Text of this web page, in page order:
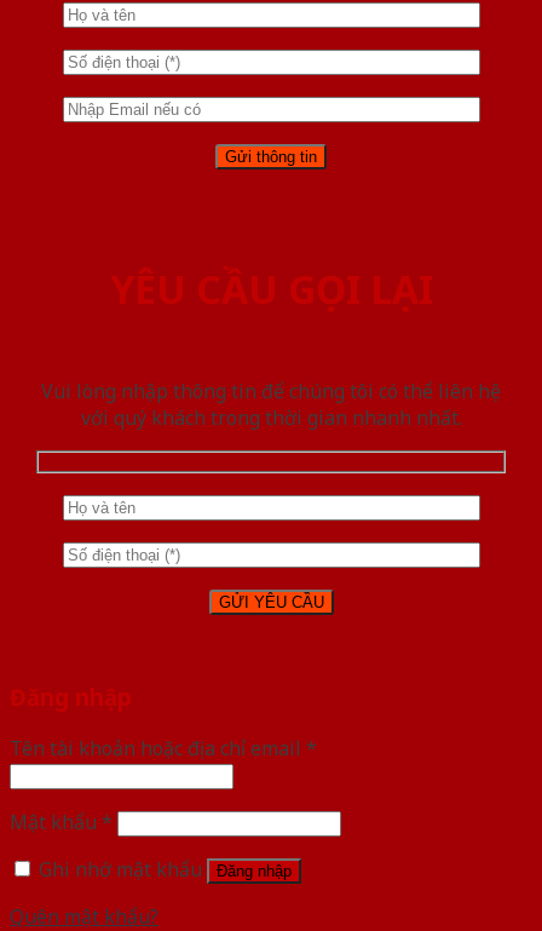
YÊU CẦU GỌI LẠI
Vui lòng nhập thông tin để chúng tôi có thể liên hệ
với quý khách trong thời gian nhanh nhất.
Đăng nhập
Tên tài khoản hoặc địa chỉ email *
Mật khẩu *
Ghi nhớ mật khẩu
Đăng nhập
Quên mật khẩu?